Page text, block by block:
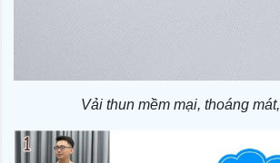
Vải thun mềm mại, thoáng mát,